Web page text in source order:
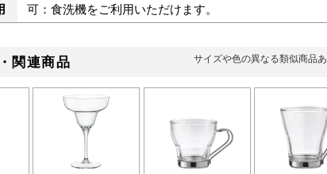
可：食洗機をご利用いただけます。
関連商品 サイズや色の異なる類似商品